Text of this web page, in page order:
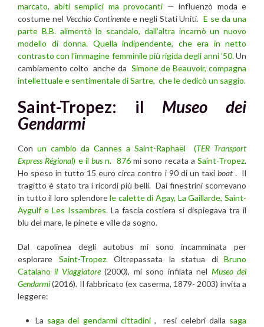
marcato, abiti semplici ma provocanti — influenzò moda e
costume nel Vecchio Continentee negli Stati Uniti. E se da una
parte B.B. alimentò lo scandalo, dall’altra incarnò un nuovo
modello di donna. Quella indipendente, che era in netto
contrasto con l’immagine femminile più rigida degli anni ’50.Un
cambiamento colto anche da Simone de Beauvoir, compagna
intellettuale e sentimentale di Sartre, che le dedicò un saggio.
Saint-Tropez: il Museo dei
Gendarmi
Con un cambio da Cannes a Saint-Raphaël (TER Transport
Express Régional) e il busn. 876mi sono recata a Saint-Tropez.
Ho speso in tutto 15 euro circa contro i 90 di un taxiboat. Il
tragitto è stato tra i ricordi più belli. Dai finestrini scorrevano
in tutto il loro splendorele calette di Agay, La Gaillarde, Saint-
Aygulf e Les Issambres. La fascia costiera si dispiegava tra il
blu del mare, le pinete e ville da sogno.
Dal capolinea degli autobus mi sono incamminata per
esplorare Saint-Tropez. Oltrepassata la statua di Bruno
Catalanoil Viaggiatore(2000), mi sono infilata nel Museo dei
Gendarmi(2016). Il fabbricato (ex caserma, 1879- 2003) invita a
leggere:
La saga dei gendarmi cittadini, resi celebri dalla saga